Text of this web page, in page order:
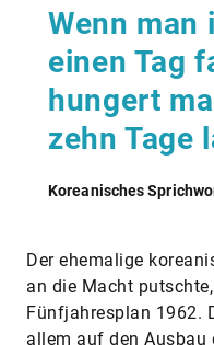
​Wenn man
einen Tag
hungert
zehn Tage
Koreanisches
Der ehemalige
an die Macht
Fünfjahresplan 1962.
allem auf den